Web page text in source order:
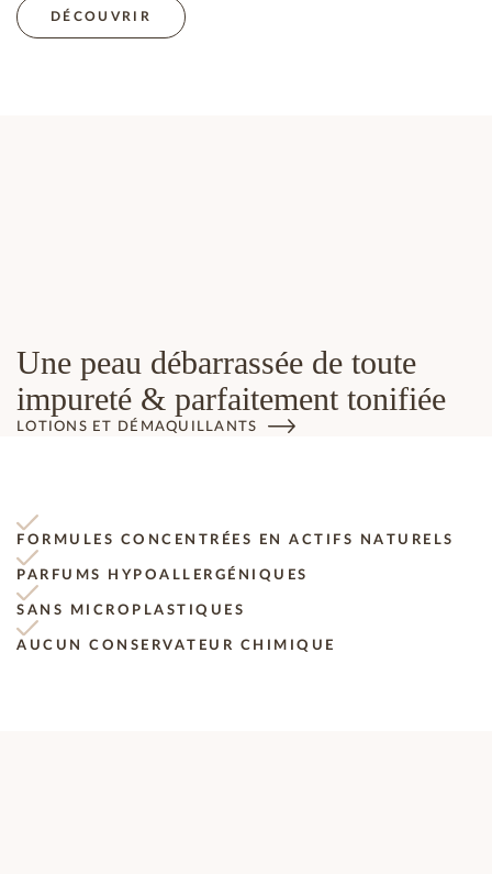
DÉCOUVRIR
Une peau débarrassée de toute
impureté & parfaitement tonifiée
LOTIONS ET DÉMAQUILLANTS
FORMULES CONCENTRÉES EN ACTIFS NATURELS
PARFUMS HYPOALLERGÉNIQUES
SANS MICROPLASTIQUES
AUCUN CONSERVATEUR CHIMIQUE